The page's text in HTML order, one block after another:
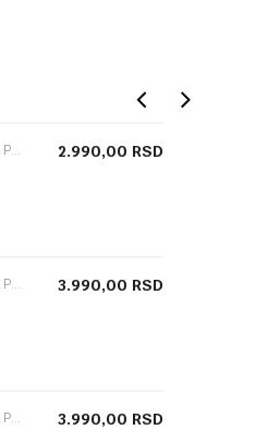
PODLOGE ZA POVIJANJE 2.990,00 RSD
PODLOGE ZA POVIJANJE 3.990,00 RSD
PODLOGE ZA POVIJANJE 3.990,00 RSD